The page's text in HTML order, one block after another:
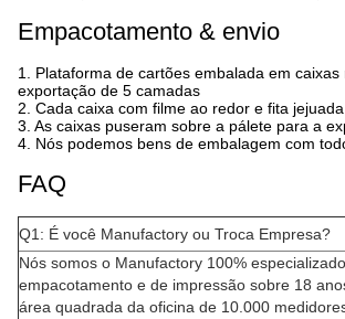
Empacotamento & envio
1. Plataforma de cartões embalada em caixas
exportação de 5 camadas
2. Cada caixa com filme ao redor e fita jejuada
3. As caixas puseram sobre a pálete para a
4. Nós podemos bens de embalagem com
FAQ
Q1: É você Manufactory ou Troca Empresa?
Nós somos o Manufactory 100%
empacotamento e de impressão sobre 18
área quadrada da oficina de 10.000